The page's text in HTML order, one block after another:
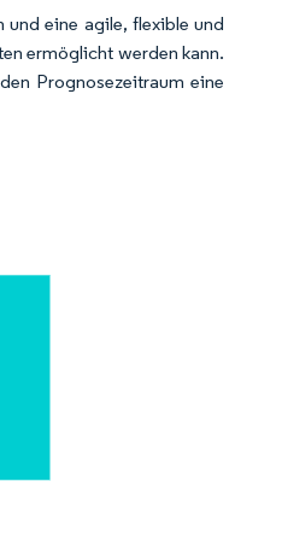
eine agile, flexible und
ermöglicht werden kann.
Prognosezeitraum eine